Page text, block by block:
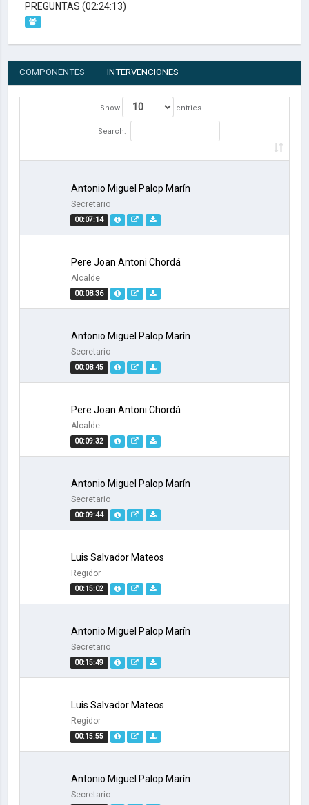
PREGUNTAS (02:24:13)
COMPONENTES INTERVENCIONES
Show entries
Search:
00:07:14
Antonio Miguel Palop Marín
Secretario
00:08:36
Pere Joan Antoni Chordá
Alcalde
00:08:45
Antonio Miguel Palop Marín
Secretario
00:09:32
Pere Joan Antoni Chordá
Alcalde
00:09:44
Antonio Miguel Palop Marín
Secretario
00:15:02
Luis Salvador Mateos
Regidor
00:15:49
Antonio Miguel Palop Marín
Secretario
00:15:55
Luis Salvador Mateos
Regidor
Antonio Miguel Palop Marín
Secretario